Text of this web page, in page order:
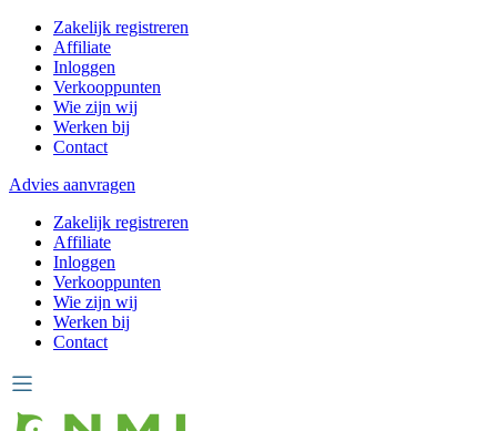
Zakelijk registreren
Affiliate
Inloggen
Verkooppunten
Wie zijn wij
Werken bij
Contact
Advies aanvragen
Zakelijk registreren
Affiliate
Inloggen
Verkooppunten
Wie zijn wij
Werken bij
Contact